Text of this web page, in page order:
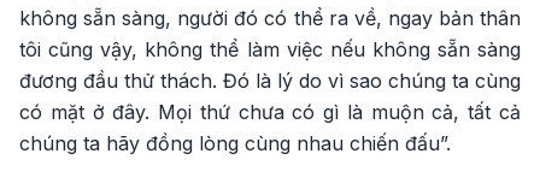
không sẵn sàng, người đó có thể ra về, ngay bản thân
tôi cũng vậy, không thể làm việc nếu không sẵn sàng
đương đầu thử thách. Đó là lý do vì sao chúng ta cùng
có mặt ở đây. Mọi thứ chưa có gì là muộn cả, tất cả
chúng ta hãy đồng lòng cùng nhau chiến đấu”.